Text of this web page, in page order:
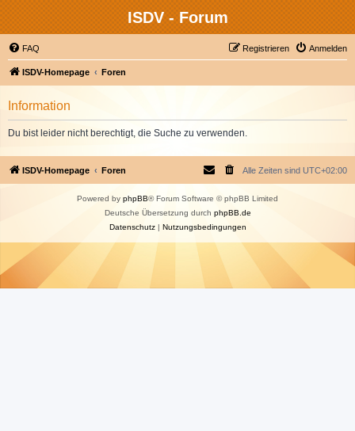
ISDV - Forum
FAQ Anmelden
Registrieren
ISDV-Homepage Foren
Information
Du bist leider nicht berechtigt, die Suche zu verwenden.
ISDV-Homepage Foren Alle Zeiten sind UTC+02:00
Powered by phpBB® Forum Software © phpBB Limited
Deutsche Übersetzung durch phpBB.de
Datenschutz| Nutzungsbedingungen